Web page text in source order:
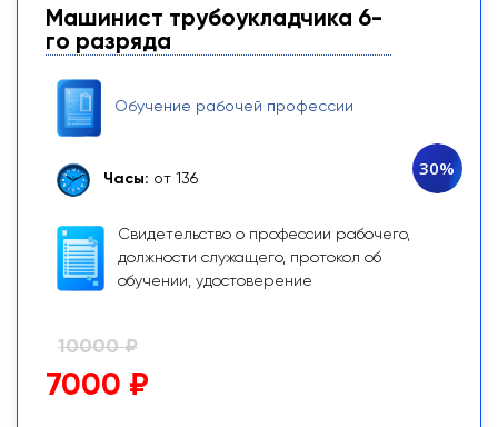
Машинист трубоукладчика 6-
го разряда
Обучение рабочей профессии
Часы: от 136
Свидетельство о профессии рабочего,
должности служащего, протокол об
обучении, удостоверение
30%
10000 ₽
7000 ₽